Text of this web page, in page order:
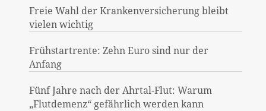
Freie Wahl der Krankenversicherung bleibt
vielen wichtig
Frühstartrente: Zehn Euro sind nur der
Anfang
Fünf Jahre nach der Ahrtal-Flut: Warum
„Flutdemenz“ gefährlich werden kann